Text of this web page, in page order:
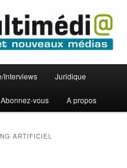
Interviews Juridique
Abonnez-vous A propos
ARTIFICIEL